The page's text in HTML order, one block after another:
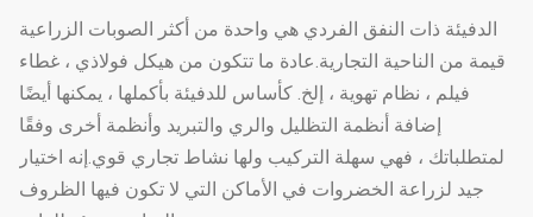
الدفيئة ذات النفق الفردي هي واحدة من أكثر الصوبات الزراعية
قيمة من الناحية التجارية.عادة ما تتكون من هيكل فولاذي ، غطاء
فيلم ، نظام تهوية ، إلخ. كأساس للدفيئة بأكملها ، يمكنها أيضًا
إضافة أنظمة التظليل والري والتبريد وأنظمة أخرى وفقًا
لمتطلباتك ، فهي سهلة التركيب ولها نشاط تجاري قوي.إنه اختيار
جيد لزراعة الخضروات في الأماكن التي لا تكون فيها الظروف